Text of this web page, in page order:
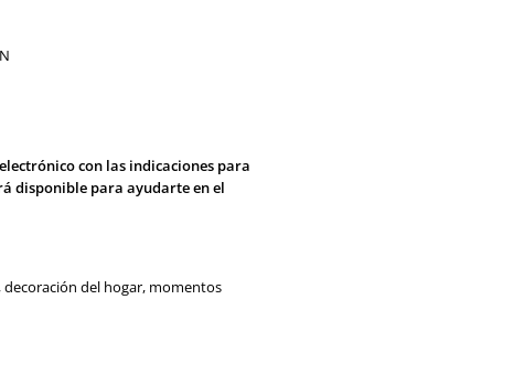
con las indicaciones para
disponible para ayudarte en el
decoración del hogar, momentos